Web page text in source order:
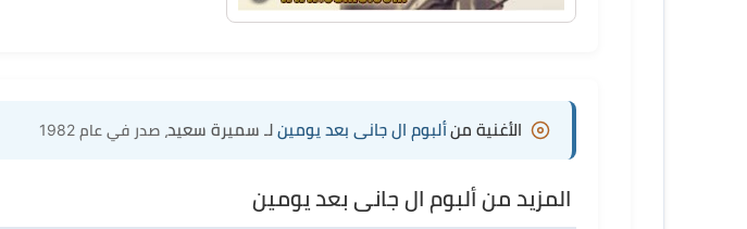
الأغنية منألبوم ال جانى بعد يومين لـ سميرة سعيد ، صدر في عام 1982
المزيد من ألبوم ال جانى بعد يومين